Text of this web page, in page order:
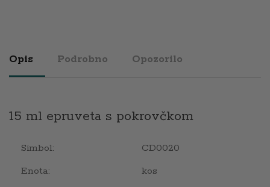
Opis Podrobno Opozorilo
15 ml epruveta s pokrovčkom
Simbol:
CD0020
Enota:
kos